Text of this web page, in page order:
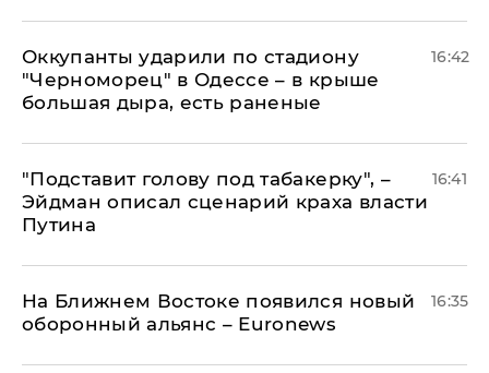
Оккупанты ударили по стадиону
"Черноморец" в Одессе – в крыше
большая дыра, есть раненые
16:42
​"Подставит голову под табакерку", –
Эйдман описал сценарий краха власти
Путина
16:41
На Ближнем Востоке появился новый
оборонный альянс – Euronews
16:35